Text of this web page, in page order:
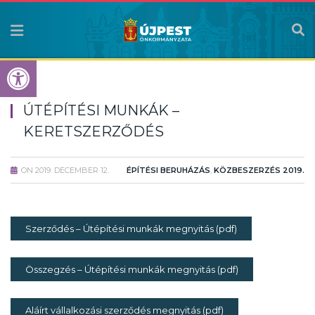
Eszköztár megnyitása
ÚTÉPÍTÉSI MUNKÁK –
KERETSZERZŐDÉS
ON 2019. DECEMBER 12. ÉPÍTÉSI BERUHÁZÁS, KÖZBESZERZÉS 2019.
Szerződés – Útépítési munkák megnyitás (pdf)
Összegzés – Útépítési munkák megnyitás (pdf)
Aláírt vállalkozási szerződés megnyitás (pdf)